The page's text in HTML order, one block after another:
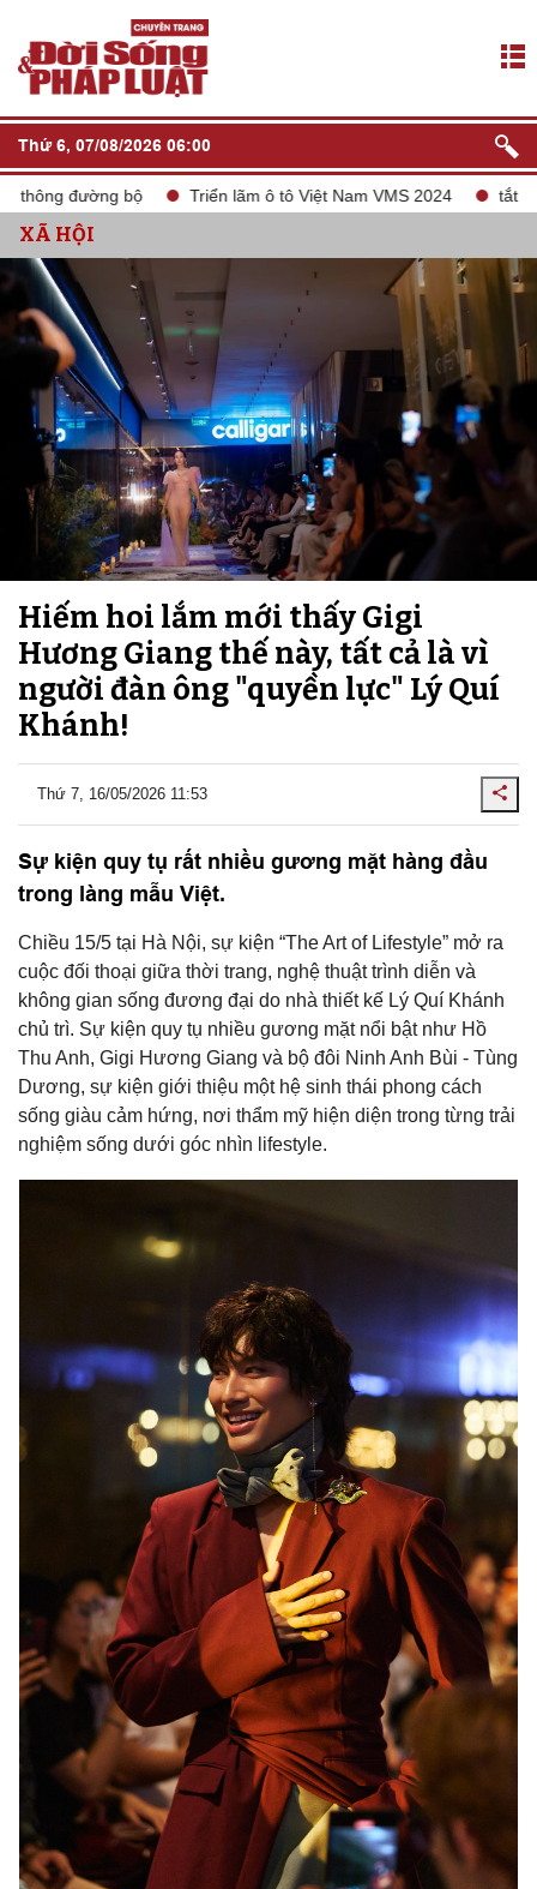
Thứ 6, 07/08/2026 06:00
bộ Triển lãm ô tô Việt Nam VMS 2024 tắt sóng 2G
XÃ HỘI
Hiếm hoi lắm mới thấy Gigi
Hương Giang thế này, tất cả là vì
người đàn ông "quyền lực" Lý Quí
Khánh!
Thứ 7, 16/05/2026 11:53
Sự kiện quy tụ rất nhiều gương mặt hàng đầu
trong làng mẫu Việt.
Chiều 15/5 tại Hà Nội, sự kiện “The Art of Lifestyle” mở ra
cuộc đối thoại giữa thời trang, nghệ thuật trình diễn và
không gian sống đương đại do nhà thiết kế Lý Quí Khánh
chủ trì. Sự kiện quy tụ nhiều gương mặt nổi bật như Hồ
Thu Anh, Gigi Hương Giang và bộ đôi Ninh Anh Bùi - Tùng
Dương, sự kiện giới thiệu một hệ sinh thái phong cách
sống giàu cảm hứng, nơi thẩm mỹ hiện diện trong từng trải
nghiệm sống dưới góc nhìn lifestyle.